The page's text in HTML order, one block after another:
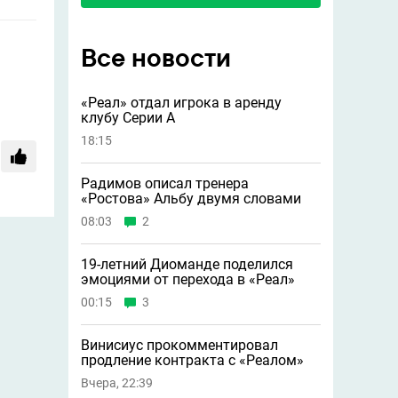
Все новости
«Реал» отдал игрока в аренду
клубу Серии А
18:15
Радимов описал тренера
«Ростова» Альбу двумя словами
08:03 2
19-летний Диоманде поделился
эмоциями от перехода в «Реал»
00:15 3
Винисиус прокомментировал
продление контракта с «Реалом»
Вчера, 22:39